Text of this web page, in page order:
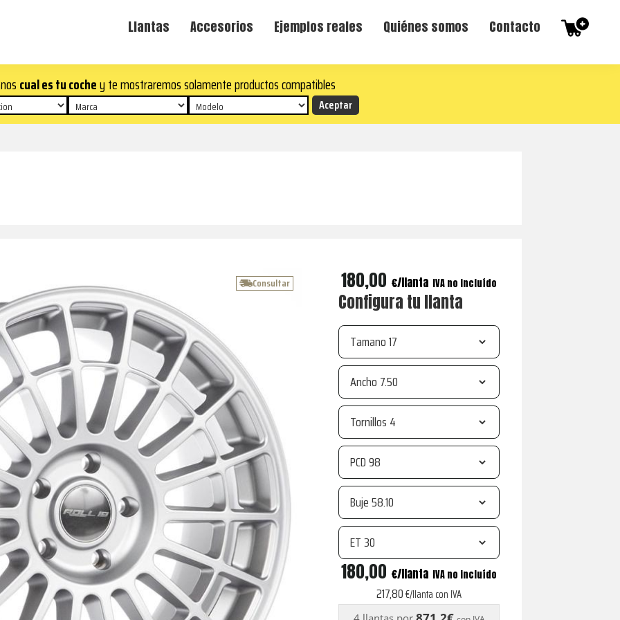
Llantas Accesorios Ejemplos reales Quiénes somos Contacto
cual es tu cochey te mostraremos solamente productos compatibles
Consultar 180,00 € IVA no incluído
Configura tu llanta
Tamano
Ancho
Tornillos
PCD
Buje
ET
R21
cantidad
180,00 € IVA no incluído
217,80€/llanta con IVA